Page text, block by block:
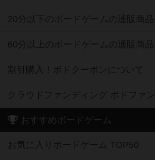
20分以下のボードゲームの通販商品
60分以上のボードゲームの通販商品
割引購入！ボドクーポンについて
クラウドファンディング ボドファン
おすすめボードゲーム
お気に入りボードゲーム TOP50